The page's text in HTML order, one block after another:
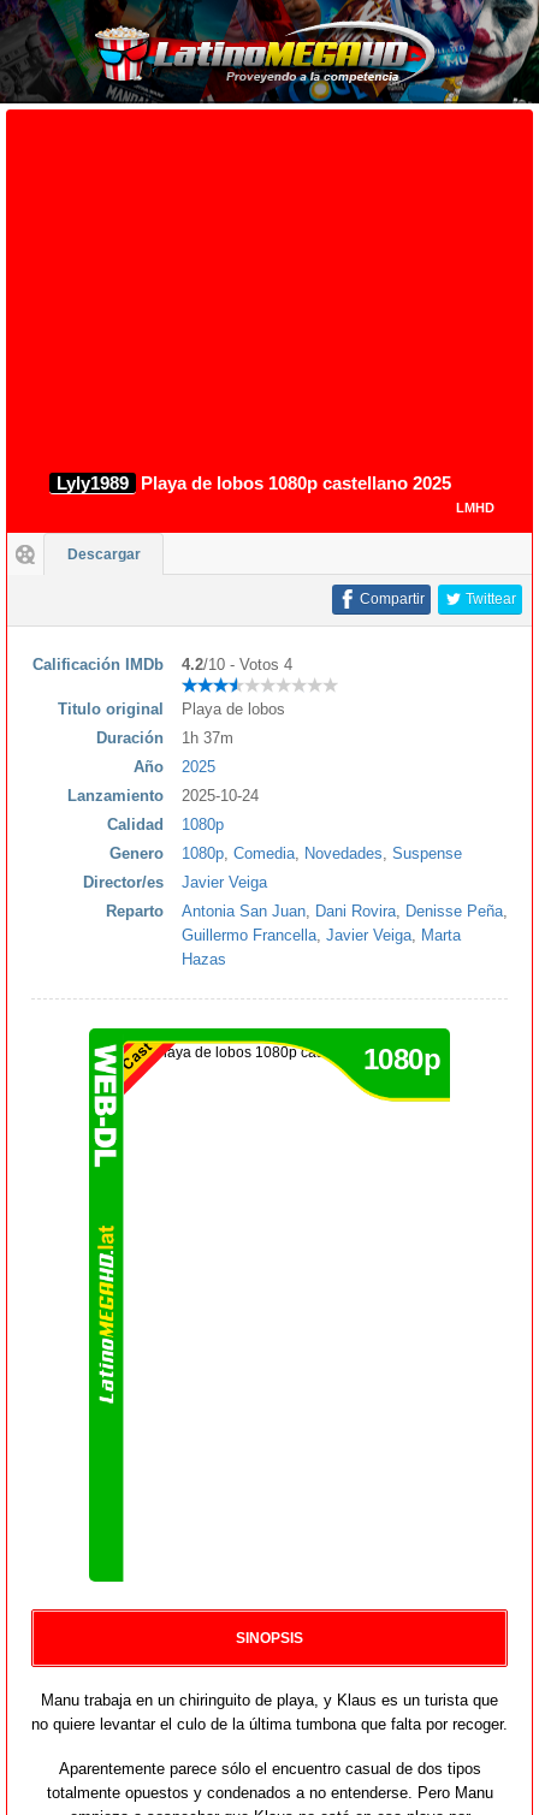
Lyly1989 Playa de lobos 1080p castellano 2025
LMHD
Descargar
Twittear
Compartir
Calificación IMDb 4.2/10 - Votos 4
Titulo original
Playa de lobos
Duración
1h 37m
Año
2025
Lanzamiento
2025-10-24
Calidad
1080p
Genero
1080p Comedia Novedades Suspense
Director/es
Javier Veiga
Reparto
Antonia San Juan Dani Rovira Denisse Peña
Guillermo Francella Javier Veiga
Marta
Hazas
1080p
SINOPSIS
Manu trabaja en un chiringuito de playa, y Klaus es un turista que
no quiere levantar el culo de la última tumbona que falta por recoger.
Aparentemente parece sólo el encuentro casual de dos tipos
totalmente opuestos y condenados a no entenderse. Pero Manu